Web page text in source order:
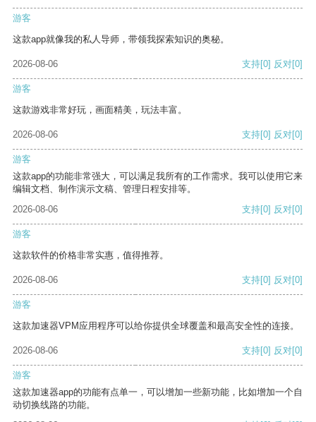
游客
这款app就像我的私人导师，带领我探索知识的奥秘。
2026-08-06 支持[0] 反对[0]
游客
这款游戏非常好玩，画面精美，玩法丰富。
2026-08-06 支持[0] 反对[0]
游客
这款app的功能非常强大，可以满足我所有的工作需求。我可以使用它来
编辑文档、制作演示文稿、管理日程安排等。
2026-08-06
支持[0] 反对[0]
游客
这款软件的价格非常实惠，值得推荐。
2026-08-06 支持[0] 反对[0]
游客
这款加速器VPM应用程序可以给你提供全球覆盖和最高安全性的连接。
2026-08-06 支持[0] 反对[0]
游客
这款加速器app的功能有点单一，可以增加一些新功能，比如增加一个自
动切换线路的功能。